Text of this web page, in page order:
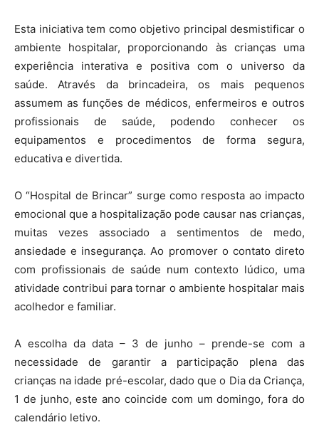
Esta iniciativa tem como objetivo principal desmistificar o
ambiente hospitalar, proporcionando às crianças uma
experiência interativa e positiva com o universo da
saúde. Através da brincadeira, os mais pequenos
assumem as funções de médicos, enfermeiros e outros
profissionais de saúde, podendo conhecer os
equipamentos e procedimentos de forma segura,
educativa e divertida.
O “Hospital de Brincar” surge como resposta ao impacto
emocional que a hospitalização pode causar nas crianças,
muitas vezes associado a sentimentos de medo,
ansiedade e insegurança. Ao promover o contato direto
com profissionais de saúde num contexto lúdico, uma
atividade contribui para tornar o ambiente hospitalar mais
acolhedor e familiar.
A escolha da data – 3 de junho – prende-se com a
necessidade de garantir a participação plena das
crianças na idade pré-escolar, dado que o Dia da Criança,
1 de junho, este ano coincide com um domingo, fora do
calendário letivo.